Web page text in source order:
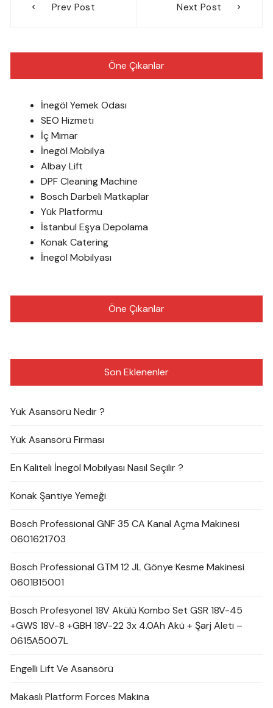
gezinmesi
Prev Post Next Post
Öne Çıkanlar
İnegöl Yemek Odası
SEO Hizmeti
İç Mimar
İnegöl Mobilya
Albay Lift
DPF Cleaning Machine
Bosch Darbeli Matkaplar
Yük Platformu
İstanbul Eşya Depolama
Konak Catering
İnegöl Mobilyası
Öne Çıkanlar
Son Eklenenler
Yük Asansörü Nedir ?
Yük Asansörü Firması
En Kaliteli İnegöl Mobilyası Nasıl Seçilir ?
Konak Şantiye Yemeği
Bosch Professional GNF 35 CA Kanal Açma Makinesi
0601621703
Bosch Professional GTM 12 JL Gönye Kesme Makinesi
0601B15001
Bosch Profesyonel 18V Akülü Kombo Set GSR 18V-45
+GWS 18V-8 +GBH 18V-22 3x 4.0Ah Akü + Şarj Aleti –
0615A5007L
Engelli Lift Ve Asansörü
Makaslı Platform Forces Makina